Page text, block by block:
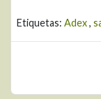
Etiquetas: Adex,